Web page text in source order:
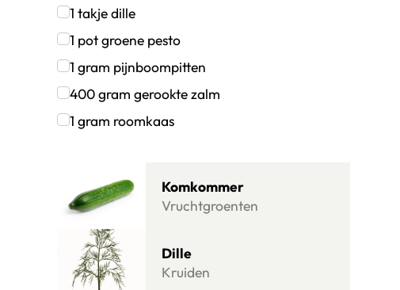
Klik om dit selectievakje aan te vinken
1 takjedille
Klik om dit selectievakje aan te vinken
1 potgroene pesto
Klik om dit selectievakje aan te vinken
1 gram pijnboompitten
Klik om dit selectievakje aan te vinken
400gram gerookte zalm
Klik om dit selectievakje aan te vinken
1 gram roomkaas
Komkommer
Vruchtgroenten
Dille
Kruiden
Lees meer over Dille